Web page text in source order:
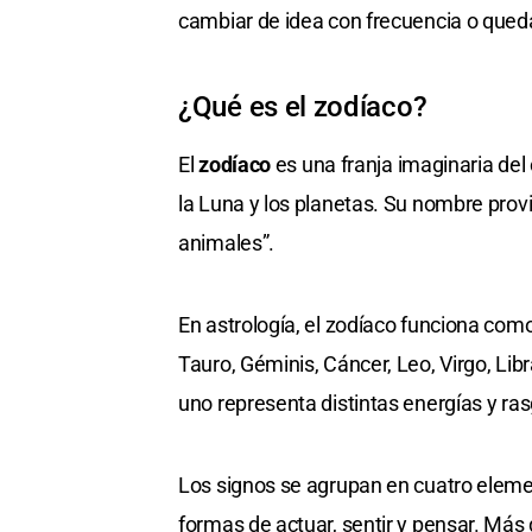
cambiar de idea con frecuencia o
¿Qué es el zodíaco?
Elzodíacoes una franja imaginaria
la Luna y los planetas. Su nombre
animales”.
En astrología, el zodíaco funciona
Tauro, Géminis, Cáncer, Leo, Virgo,
uno representa distintas energías y
Los signos se agrupan en cuatro
formas de actuar, sentir y pensar.